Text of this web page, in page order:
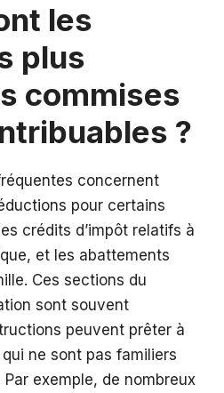
les
plus
commises
?
concernent
pour certains
crédits d’impôt relatifs à
et les abattements
Ces sections du
sont souvent
peuvent prêter à
ne sont pas familiers
exemple, de nombreux